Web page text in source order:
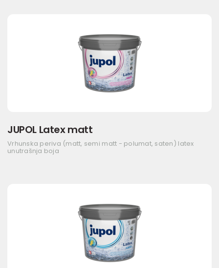
JUPOL Latex matt
Vrhunska periva (matt, semi matt - polumat, saten) latex
unutrašnja boja